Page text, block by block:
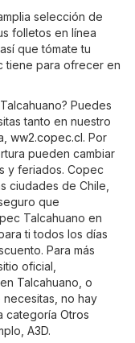
selección de
folletos en línea
que tómate tu
tiene para ofrecer en
Puedes
tanto en nuestro
ww2.copec.cl. Por
pueden cambiar
y feriados. Copec
ciudades de Chile,
que
Talcahuano en
ti todos los días
Para más
oficial,
Talcahuano, o
no hay
categoría Otros
A3D.